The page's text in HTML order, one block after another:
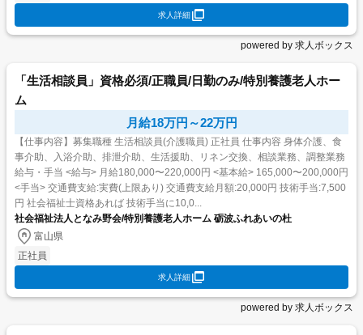
求人詳細
powered by 求人ボックス
「生活相談員」資格必須/正職員/日勤のみ/特別養護老人ホー
ム
月給18万円～22万円
【仕事内容】募集職種 生活相談員(介護職員) 正社員 仕事内容 身体介護、食
事介助、入浴介助、排泄介助、生活援助、リネン交換、相談業務、調整業務
給与・手当 <給与> 月給180,000〜220,000円 <基本給> 165,000〜200,000円
<手当> 交通費支給:実費(上限あり) 交通費支給月額:20,000円 技術手当:7,500
円 社会福祉士資格あれば 技術手当に10,0...
社会福祉法人となみ野会/特別養護老人ホーム 砺波ふれあいの杜
富山県
正社員
求人詳細
powered by 求人ボックス